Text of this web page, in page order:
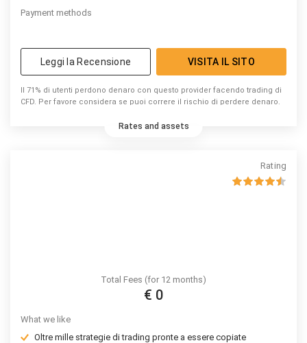
Payment methods
Leggi la Recensione VISITA IL SITO
Il 71% di utenti perdono denaro con questo provider facendo trading di
CFD. Per favore considera se puoi correre il rischio di perdere denaro.
Rates and assets
Rating
Total Fees (for 12 months)
€ 0
What we like
Oltre mille strategie di trading pronte a essere copiate